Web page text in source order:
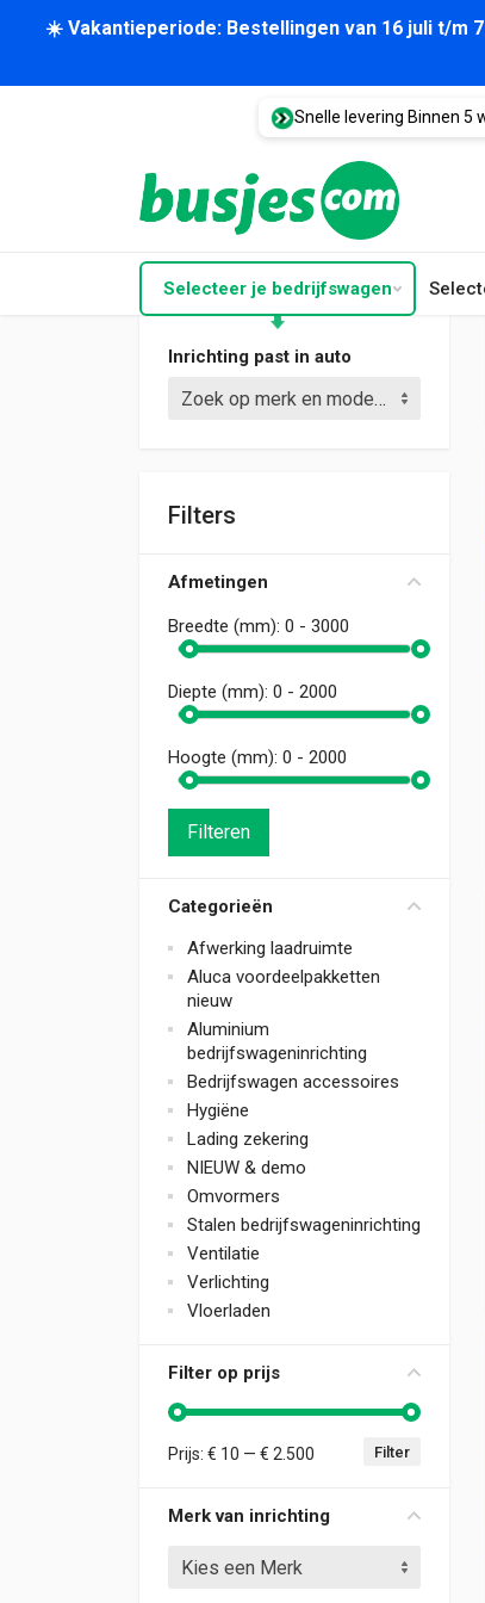
☀️ Vakantieperiode: Bestellingen van 16 juli t/m
Snelle levering Binnen 5
Selecteer je bedrijfswagen
Inrichting past in auto
Zoek op merk en model (bijv. Crafter L3)
Filters
Afmetingen
Breedte (mm): 0 - 3000
Diepte (mm): 0 - 2000
Hoogte (mm): 0 - 2000
Filteren
Categorieën
Afwerking laadruimte
Aluca voordeelpakketten
nieuw
Aluminium
bedrijfswageninrichting
Bedrijfswagen accessoires
Hygiëne
Lading zekering
NIEUW & demo
Omvormers
Stalen bedrijfswageninrichting
Ventilatie
Verlichting
Vloerladen
Filter op prijs
Min. prijs
Max. prijs Filter
Prijs: € 10 — € 2.500
Merk van inrichting
Kies een Merk